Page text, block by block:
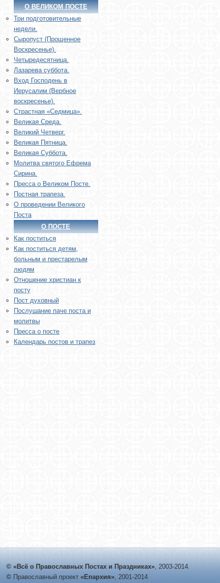
О ВЕЛИКОМ ПОСТЕ
Три подготовительные
недели.
Сыропуст (Прощенное
Воскресенье).
Четыредесятница.
Лазарева суббота.
Вход Господень в
Иерусалим (Вербное
воскресенье).
Страстная «Седмица».
Великая Среда.
Великий Четверг.
Великая Пятница.
Великая Суббота.
Молитва святого Ефрема
Сирина.
Пресса о Великом Посте.
Постная трапеза.
О проведении Великого
Поста
О ПОСТЕ
Как поститься
Как поститься детям,
больным и престарелым
людям
Отношение христиан к
посту
Пост духовный
Послушание паче поста и
молитвы
Пресса о посте
Календарь постов и трапез
© «Всё о Православных Постах и Праздниках», 2003-2014.
© Православный проект «Епархия», 2001-2014